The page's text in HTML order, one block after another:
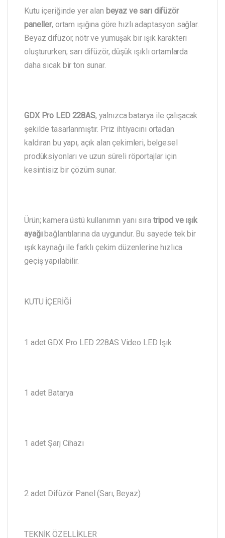
Kutu içeriğinde yer alan beyaz ve sarı difüzör
paneller, ortam ışığına göre hızlı adaptasyon sağlar.
Beyaz difüzör, nötr ve yumuşak bir ışık karakteri
oluştururken; sarı difüzör, düşük ışıklı ortamlarda
daha sıcak bir ton sunar.
GDX Pro LED 228AS, yalnızca batarya ile çalışacak
şekilde tasarlanmıştır. Priz ihtiyacını ortadan
kaldıran bu yapı, açık alan çekimleri, belgesel
prodüksiyonları ve uzun süreli röportajlar için
kesintisiz bir çözüm sunar.
Ürün; kamera üstü kullanımın yanı sıra tripod ve ışık
ayağıbağlantılarına da uygundur. Bu sayede tek bir
ışık kaynağı ile farklı çekim düzenlerine hızlıca
geçiş yapılabilir.
KUTU İÇERİĞİ
1 adet GDX Pro LED 228AS Video LED Işık
1 adet Batarya
1 adet Şarj Cihazı
2 adet Difüzör Panel (Sarı, Beyaz)
TEKNİK ÖZELLİKLER